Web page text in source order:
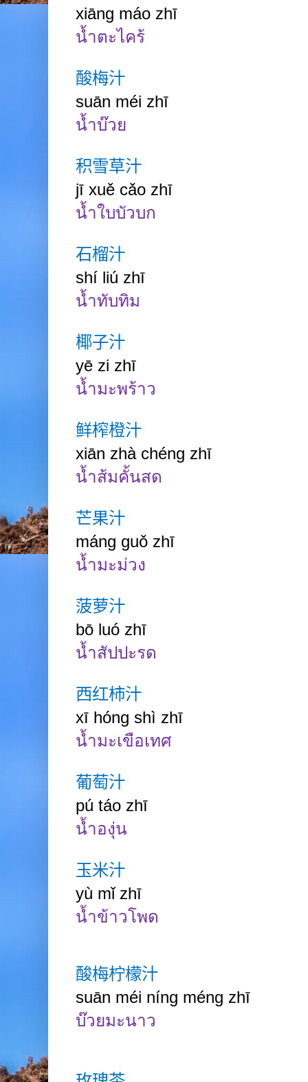
xiāng máo zhī
น้ำตะไคร้
酸梅汁
suān méi zhī
น้ำบ๊วย
积雪草汁
jī xuě cǎo zhī
น้ำใบบัวบก
石榴汁
shí liú zhī
น้ำทับทิม
椰子汁
yē zi zhī
น้ำมะพร้าว
鲜榨橙汁
xiān zhà chéng zhī
น้ำส้มคั้นสด
芒果汁
máng guǒ zhī
น้ำมะม่วง
菠萝汁
bō luó zhī
น้ำสัปปะรด
西红柿汁
xī hóng shì zhī
น้ำมะเขือเทศ
葡萄汁
pú táo zhī
น้ำองุ่น
玉米汁
yù mǐ zhī
น้ำข้าวโพด
酸梅柠檬汁
suān méi níng méng zhī
บ๊วยมะนาว